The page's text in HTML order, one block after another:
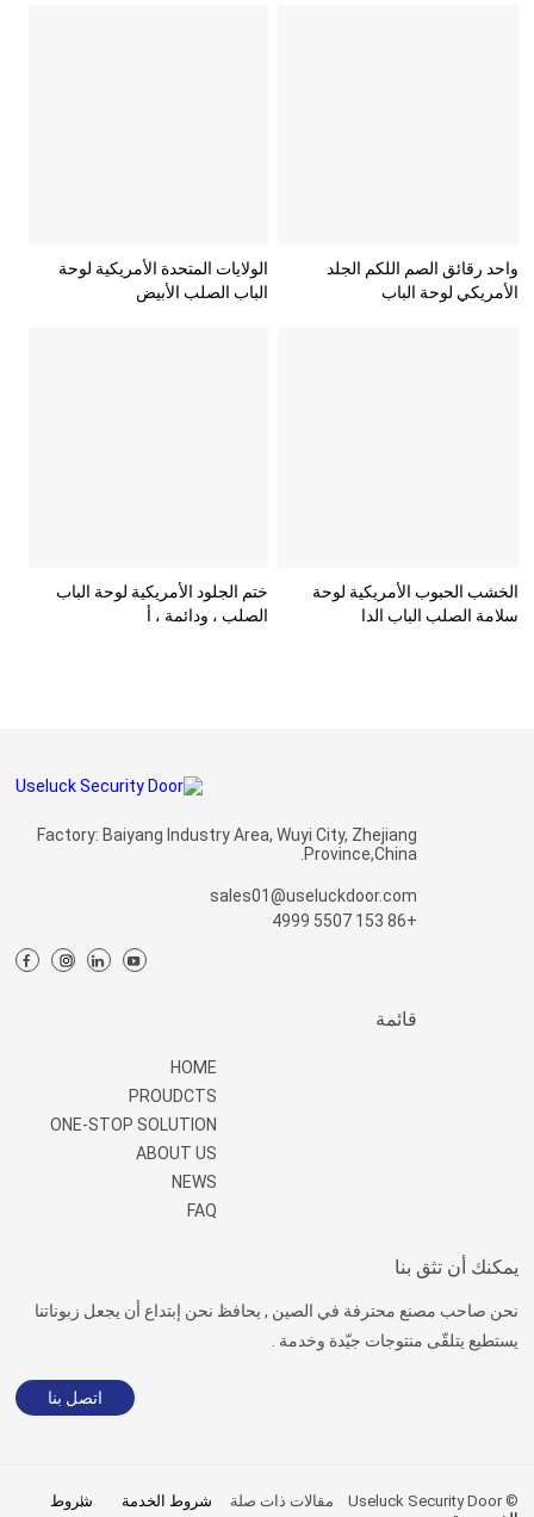
واحد رقائق الصم اللكم الجلد
الأمريكي لوحة الباب
الولايات المتحدة الأمريكية لوحة
الباب الصلب الأبيض
الخشب الحبوب الأمريكية لوحة
سلامة الصلب الباب الدا
ختم الجلود الأمريكية لوحة الباب
الصلب ، ودائمة ، أ
Factory: Baiyang Industry Area, Wuyi City, Zhejiang
Province,China.
sales01@useluckdoor.com
+86 153 5507 4999
قائمة
HOME
PROUDCTS
ONE-STOP SOLUTION
ABOUT US
NEWS
FAQ
يمكنك أن تثق بنا
نحن صاحب مصنع محترفة في الصين , يحافظ نحن إبتداع أن يجعل زبوناتنا
يستطيع يتلقّى منتوجات جيّدة وخدمة .
اتصل بنا
© Useluck Security Door مقالات ذات صلة شروط الخدمة
شروط